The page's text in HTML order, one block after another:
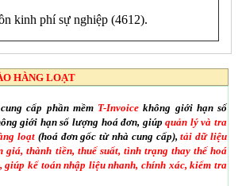
kinh phí sự nghiệp (4612).
HÀNG LOẠT
cấp phần mềm T-Invoice không giới hạn số
giới hạn số lượng hoá đơn, giúpquản lý và tra
loạt(hoá đơn gốc từ nhà cung cấp),tải dữ liệu
giá, thành tiền, thuế suất, tình trạng thay thế hoá
giúp kế toán nhập liệu nhanh, chính xác, kiểm tra